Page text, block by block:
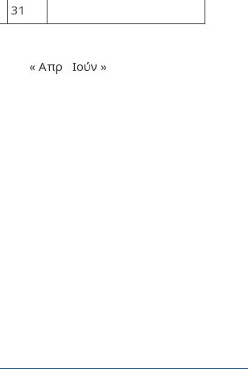
31
« Απρ Ιούν »